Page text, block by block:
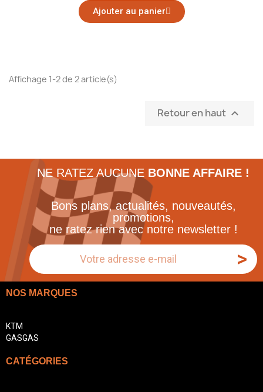
Ajouter au panier
Affichage 1-2 de 2 article(s)
Retour en haut 
NE RATEZ AUCUNE BONNE AFFAIRE !
Bons plans, actualités, nouveautés,
promotions,
ne ratez rien avec notre newsletter !
>
NOS MARQUES
KTM
GASGAS
CATÉGORIES